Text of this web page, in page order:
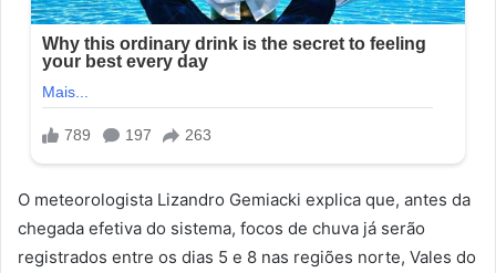
O meteorologista Lizandro Gemiacki explica que, antes da
chegada efetiva do sistema, focos de chuva já serão
registrados entre os dias 5 e 8 nas regiões norte, Vales do